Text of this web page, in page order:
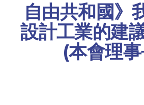
自由共和國》
設計工業的建
(本會理